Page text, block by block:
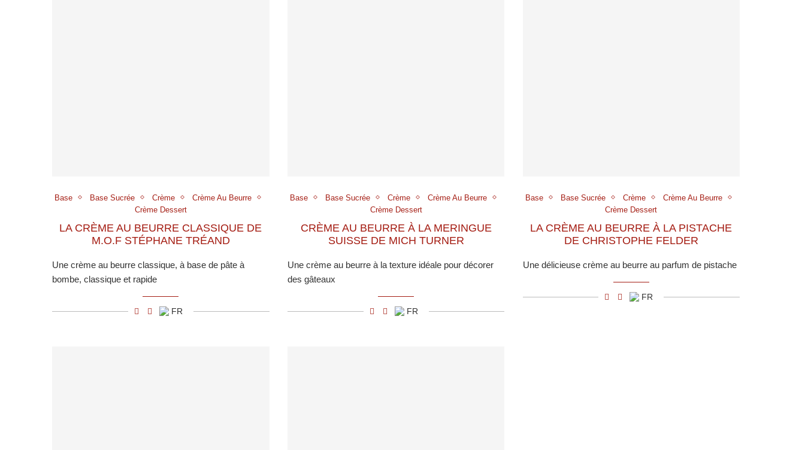
Base Base Sucrée Crème
Crème Au Beurre
Crème Dessert
LA CRÈME AU BEURRE CLASSIQUE DE
M.O.F STÉPHANE TRÉAND
Une crème au beurre classique, à base de pâte à
bombe, classique et rapide
FR
Base Base Sucrée Crème
Crème Au Beurre
Crème Dessert
CRÈME AU BEURRE À LA MERINGUE
SUISSE DE MICH TURNER
Une crème au beurre à la texture idéale pour décorer
des gâteaux
FR
Base Base Sucrée Crème
Crème Au Beurre
Crème Dessert
LA CRÈME AU BEURRE À LA PISTACHE
DE CHRISTOPHE FELDER
Une délicieuse crème au beurre au parfum de pistache
FR